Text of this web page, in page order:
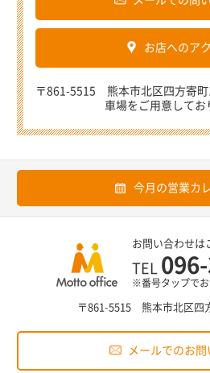
お店へのア
〒861-5515 熊本市北区四方寄
車場をご用意してお
今月の営業カ
お問い合わせは
TEL
※番号タップでお
〒861-5515 熊本市北区四
メールでのお問